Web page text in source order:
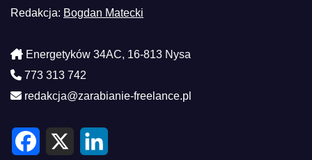
Redakcja: Bogdan Matecki
Energetyków 34AC, 16-813 Nysa
773 313 742
redakcja@zarabianie-freelance.pl
F
X